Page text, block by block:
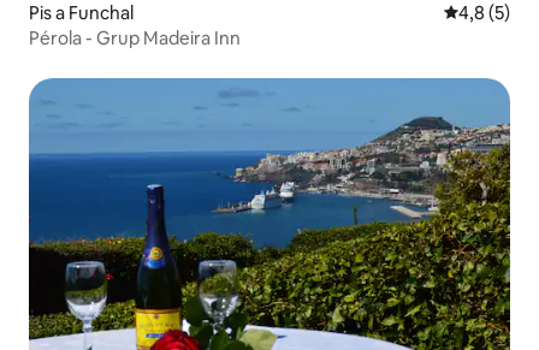
Pis a Funchal 4,8 de
4,8 (5)
Pérola - Grup Madeira Inn